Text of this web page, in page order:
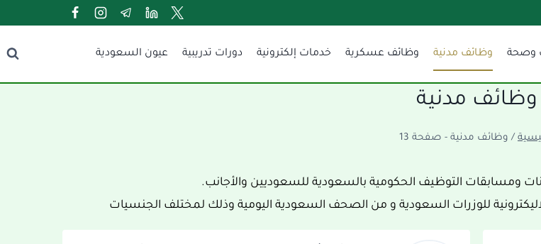
وصحة وظائف مدنية وظائف عسكرية خدمات إلكترونية دورات تدريبية عيون السعودية
وظائف مدنية
/ وظائف مدنية - صفحة 13
ومسابقات التوظيف الحكومية بالسعودية للسعوديين والأجانب.
للوزرات السعودية و من الصحف السعودية اليومية وذلك لمختلف الجنسيات